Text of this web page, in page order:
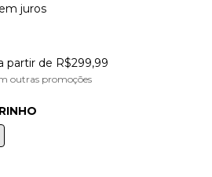
juros
partir de R$299,99
outras promoções